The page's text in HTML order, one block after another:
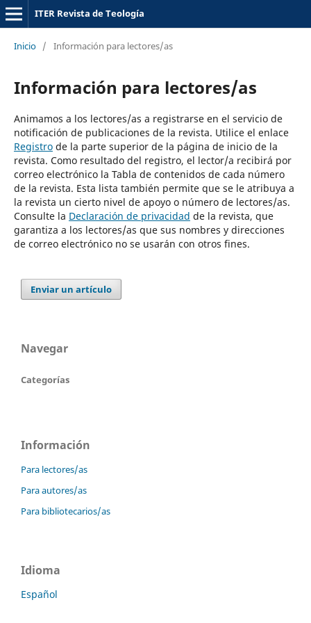
ITER Revista de Teología
Inicio / Información para lectores/as
Información para lectores/as
Animamos a los lectores/as a registrarse en el servicio de
notificación de publicaciones de la revista. Utilice el enlace
Registrode la parte superior de la página de inicio de la
revista. Como resultado del registro, el lector/a recibirá por
correo electrónico la Tabla de contenidos de cada número
de la revista. Esta lista también permite que se le atribuya a
la revista un cierto nivel de apoyo o número de lectores/as.
Consulte la Declaración de privacidad de la revista, que
garantiza a los lectores/as que sus nombres y direcciones
de correo electrónico no se usarán con otros fines.
Enviar un artículo
Navegar
Categorías
Información
Para lectores/as
Para autores/as
Para bibliotecarios/as
Idioma
Español